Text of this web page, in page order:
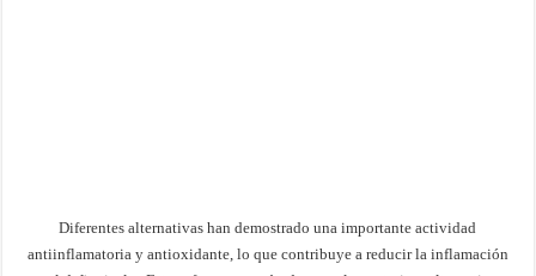
Diferentes alternativas han demostrado una importante actividad
antiinflamatoria y antioxidante, lo que contribuye a reducir la inflamación